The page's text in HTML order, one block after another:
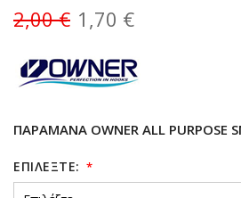
1,70 €
2,00 €
ΠΑΡΑΜΆΝΑ OWNER ALL PURPOSE
ΕΠΙΛΈΞΤΕ: